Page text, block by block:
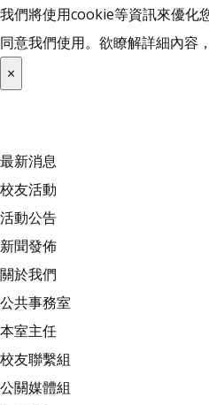
我們將使用cookie等資訊來優化
同意我們使用。欲瞭解詳細內容
×
最新消息
校友活動
活動公告
新聞發佈
關於我們
公共事務室
本室主任
校友聯繫組
公關媒體組